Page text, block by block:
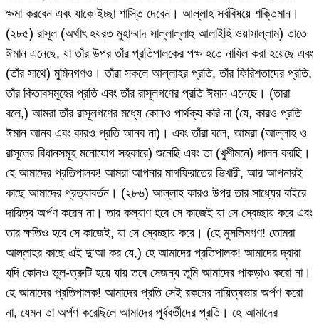
ক্ষমা করবেন এবং যাকে ইচ্ছা শাস্তি দেবেন। আল্লাহ সর্ববিষয়ে শক্তিমান।
(২৮৫) রাসূল (অর্থাৎ হযরত মুহাম্মাদ সাল্লাল্লাহু আলাইহি ওয়াসাল্লাম) তাতে
ঈমান এনেছে, যা তাঁর উপর তাঁর প্রতিপালকের পক্ষ হতে নাযিল করা হয়েছে এবং
(তাঁর সাথে) মুমিনগণও। তাঁরা সকলে আল্লাহর প্রতি, তাঁর ফিরিশতাদের প্রতি,
তাঁর কিতাবসমূহের প্রতি এবং তাঁর রাসূলগণের প্রতি ঈমান এনেছে। (তারা
বলে,) আমরা তাঁর রাসূলগণের মধ্যে কোনও পার্থক্য করি না (যে, কারও প্রতি
ঈমান আনব এবং কারও প্রতি আনব না)। এবং তাঁরা বলে, আমরা (আল্লাহ ও
রাসূলের বিধানসমূহ মনোযোগ সহকারে) শুনেছি এবং তা (খুশীমনে) পালন করছি।
হে আমাদের প্রতিপালক! আমরা আপনার মাগফিরাতের ভিখারী, আর আপনারই
কাছে আমাদের প্রত্যাবর্তন। (২৮৬) আল্লাহ কারও উপর তার সাধ্যের বাইরে
দায়িত্ব অর্পণ করেন না। তার কল্যাণ হবে সে কাজেই যা সে স্বেচ্ছায় করে এবং
তার ক্ষতিও হবে সে কাজেই, যা সে স্বেচ্ছায় করে। (হে মুসলিমগণ! তোমরা
আল্লাহর কাছে এই দু‘আ কর যে,) হে আমাদের প্রতিপালক! আমাদের দ্বারা
যদি কোনও ভুল-ত্রুটি হয়ে যায় তবে সেজন্য তুমি আমাদের পাকড়াও করো না।
হে আমাদের প্রতিপালক! আমাদের প্রতি সেই রকমের দায়িত্বভার অর্পণ করো
না, যেমন তা অর্পণ করেছিলে আমাদের পূর্ববর্তীদের প্রতি। হে আমাদের